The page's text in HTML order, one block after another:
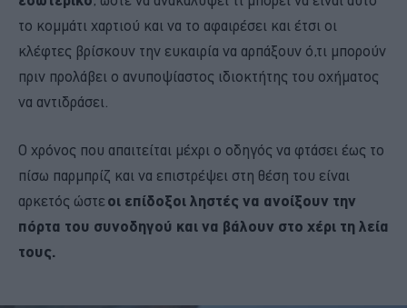
το κομμάτι χαρτιού και να το αφαιρέσει και έτσι οι
κλέφτες βρίσκουν την ευκαιρία να αρπάξουν ό,τι μπορούν
πριν προλάβει ο ανυποψίαστος ιδιοκτήτης του οχήματος
να αντιδράσει.
Ο χρόνος που απαιτείται μέχρι ο οδηγός να φτάσει έως το
πίσω παρμπρίζ και να επιστρέψει στη θέση του είναι
αρκετός ώστεοι επίδοξοι ληστές να ανοίξουν την
πόρτα του συνοδηγού και να βάλουν στο χέρι τη λεία
τους.